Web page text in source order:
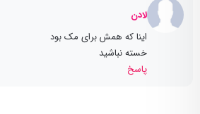
لادن
اینا که همش برای مک بود
خسته نباشید
پاسخ